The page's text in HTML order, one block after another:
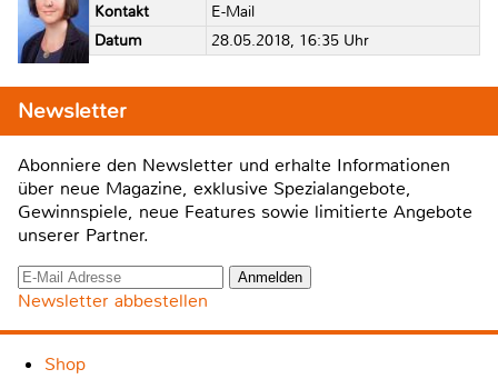
Kontakt
E-Mail
Datum
28.05.2018, 16:35 Uhr
Newsletter
Abonniere den Newsletter und erhalte Informationen
über neue Magazine, exklusive Spezialangebote,
Gewinnspiele, neue Features sowie limitierte Angebote
unserer Partner.
Newsletter abbestellen
Shop